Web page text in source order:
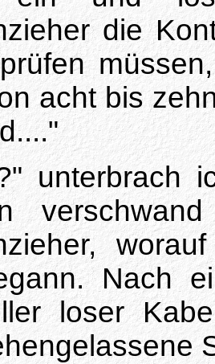
die
acht bis
unterbrach
Nach
loser